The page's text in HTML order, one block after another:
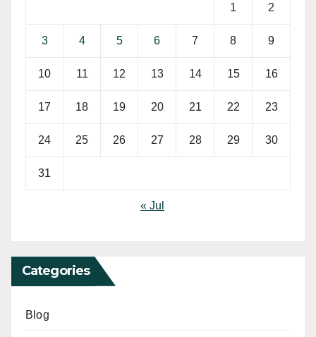
1 2
3 4 5 6 7 8 9
10 11 12 13 14 15 16
17 18 19 20 21 22 23
24 25 26 27 28 29 30
31
« Jul
Categories
Blog